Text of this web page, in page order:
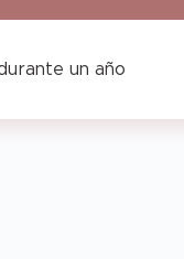
un año